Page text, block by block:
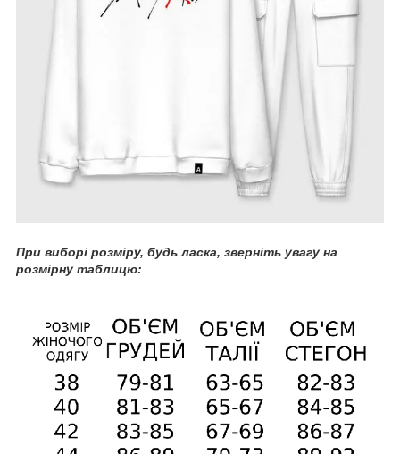
При виборі розміру, будь ласка, зверніть увагу на
розмірну таблицю: